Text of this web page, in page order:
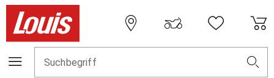
Suchbegriff